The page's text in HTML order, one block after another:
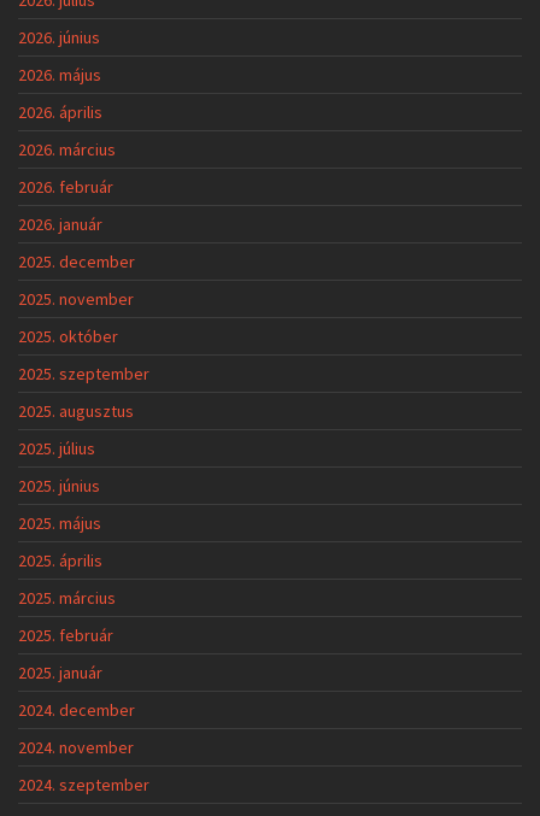
2026. június
2026. május
2026. április
2026. március
2026. február
2026. január
2025. december
2025. november
2025. október
2025. szeptember
2025. augusztus
2025. július
2025. június
2025. május
2025. április
2025. március
2025. február
2025. január
2024. december
2024. november
2024. szeptember